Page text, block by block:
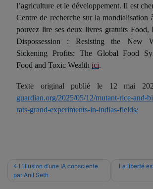
l’agriculture et le développement. Il est
Centre de recherche sur la mondialisation
pouvez lire ses deux livres gratuits Food,
Dispossession : Resisting the New
Sickening Profits: The Global Food
Food and Toxic Wealth ici.
Texte original publié le 12 mai
guardian.org/2025/05/12/mutant-rice-and-
rats-grand-experiments-in-indias-fields/
Navigation
de
L’illusion d’une IA consciente
par Anil Seth
La liberté